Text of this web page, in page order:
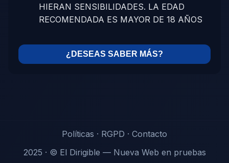
HIERAN SENSIBILIDADES. LA EDAD
RECOMENDADA ES MAYOR DE 18 AÑOS
¿DESEAS SABER MÁS?
Políticas · RGPD · Contacto
2025 · © El Dirigible — Nueva Web en pruebas